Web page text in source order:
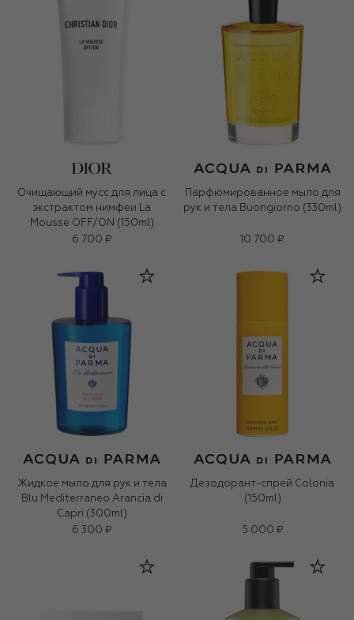
Очищающий мусс для лица с
экстрактом нимфеи La
Mousse OFF/ON (150ml)
6 700 ₽
Парфюмированное мыло для
рук и тела Buongiorno (330ml)
10 700 ₽
Жидкое мыло для рук и тела
Blu Mediterraneo Arancia di
Capri (300ml)
6 300 ₽
Дезодорант-спрей Colonia
(150ml)
5 000 ₽